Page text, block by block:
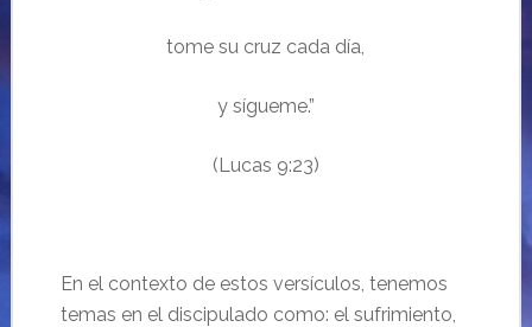
tome su cruz cada día,
y sígueme.”
(Lucas 9:23)
En el contexto de estos versículos, tenemos
temas en el discipulado como: el sufrimiento,